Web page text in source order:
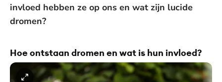
invloed hebben ze op ons en wat zijn lucide
dromen?
Hoe ontstaan dromen en wat is hun invloed?